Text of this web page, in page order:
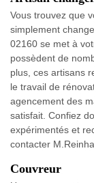
Vous trouvez que
simplement
02160 se met à
possèdent de
plus, ces artisans
le travail de
agencement des
satisfait. Confiez
expérimentés et
contacter
Couvreur